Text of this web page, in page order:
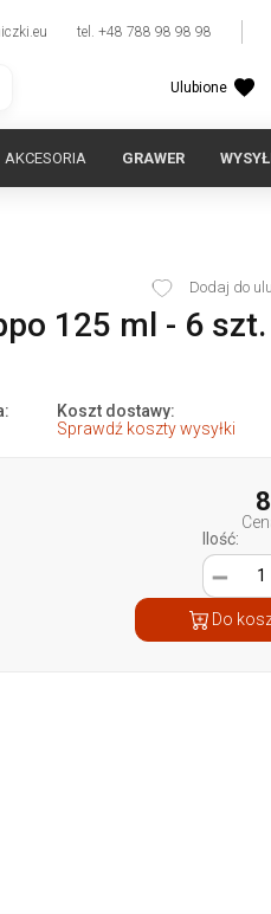
tel. +48 788 98 98 98
Ulubione
AKCESORIA GRAWER
Dodaj do
125 ml - 6 szt.
Koszt dostawy:
Sprawdź koszty wysyłki
Ilość:
1
Do